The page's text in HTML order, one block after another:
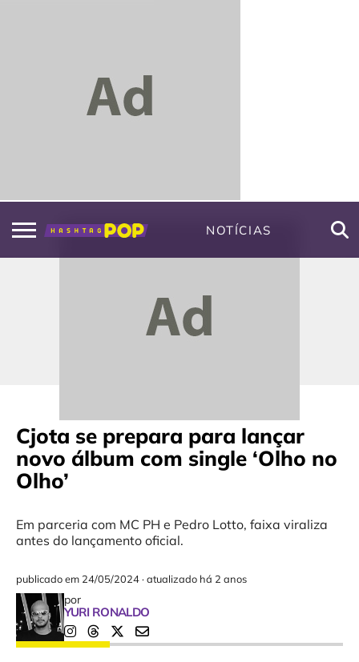
NOTÍCIAS
Cjota se prepara para lançar
novo álbum com single ‘Olho no
Olho’
Em parceria com MC PH e Pedro Lotto, faixa viraliza
antes do lançamento oficial.
publicado em 24/05/2024·atualizado há 2 anos
por
YURI RONALDO